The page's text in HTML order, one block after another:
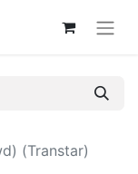
(Transtar)